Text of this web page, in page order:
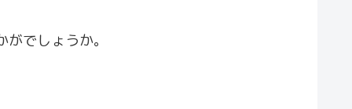
でしょうか。